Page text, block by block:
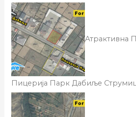
Атрактивна
Пицерија Парк Дабиље